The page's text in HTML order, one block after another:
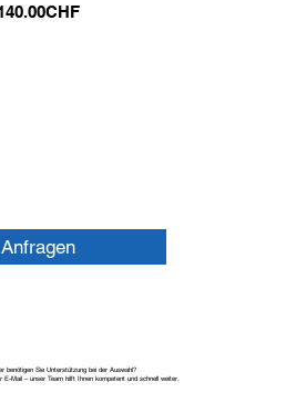
CHF
Anfragen
benötigen Sie Unterstützung bei der Auswahl?
E-Mail – unser Team hilft Ihnen kompetent und schnell weiter.